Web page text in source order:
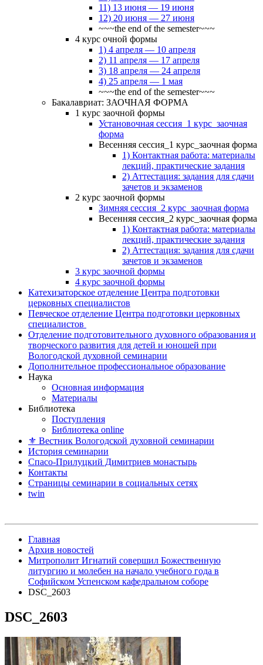
11) 13 июня — 19 июня
12) 20 июня — 27 июня
~~~the end of the semester~~~
4 курс очной формы
1) 4 апреля — 10 апреля
2) 11 апреля — 17 апреля
3) 18 апреля — 24 апреля
4) 25 апреля — 1 мая
~~~the end of the semester~~~
Бакалавриат: ЗАОЧНАЯ ФОРМА
1 курс заочной формы
Установочная сессия_1 курс_заочная
форма
Весенняя сессия_1 курс_заочная форма
1) Контактная работа: материалы
лекций, практические задания
2) Аттестация: задания для сдачи
зачетов и экзаменов
2 курс заочной формы
Зимняя сессия_2 курс_заочная форма
Весенняя сессия_2 курс_заочная форма
1) Контактная работа: материалы
лекций, практические задания
2) Аттестация: задания для сдачи
зачетов и экзаменов
3 курс заочной формы
4 курс заочной формы
Катехизаторское отделение Центра подготовки
церковных специалистов
Певческое отделение Центра подготовки церковных
специалистов
Отделение подготовительного духовного образования и
творческого развития для детей и юношей при
Вологодской духовной семинарии
Дополнительное профессиональное образование
Наука
Основная информация
Материалы
Библиотека
Поступления
Библиотека online
⚜ Вестник Вологодской духовной семинарии
История семинарии
Спасо-Прилуцкий Димитриев монастырь
Контакты
Страницы семинарии в социальных сетях
twin
Главная
Архив новостей
Митрополит Игнатий совершил Божественную
литургию и молебен на начало учебного года в
Софийском Успенском кафедральном соборе
DSC_2603
DSC_2603